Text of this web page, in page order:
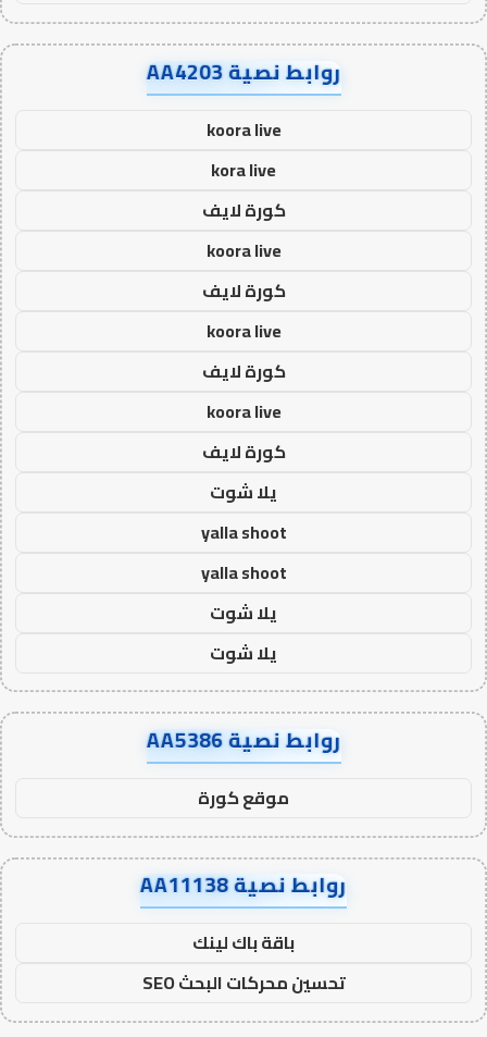
روابط نصية AA4203
koora live
kora live
كورة لايف
koora live
كورة لايف
koora live
كورة لايف
koora live
كورة لايف
يلا شوت
yalla shoot
yalla shoot
يلا شوت
يلا شوت
روابط نصية AA5386
موقع كورة
روابط نصية AA11138
باقة باك لينك
تحسين محركات البحث SEO